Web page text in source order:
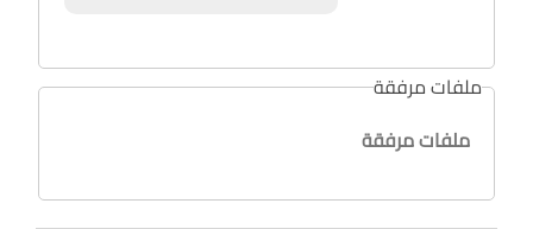
ملفات مرفقة
ملفات مرفقة